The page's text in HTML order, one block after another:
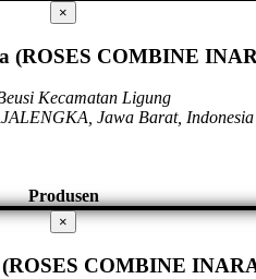
×
(ROSES COMBINE
Kecamatan Ligung
Jawa Barat, Indonesia
Produsen
×
COMBINE